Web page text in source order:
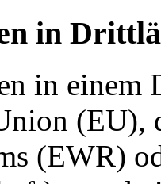
in
in einem
(EU),
(EWR)